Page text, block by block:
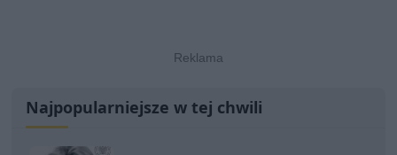
Najpopularniejsze w tej chwili